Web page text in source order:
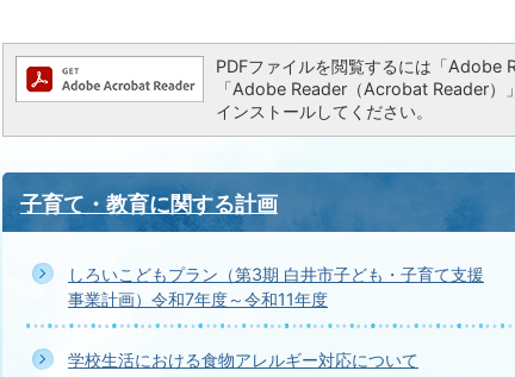
PDFファイルを閲覧するには「Adobe
「Adobe Reader（Acrobat Reader）
インストールしてください。
子育て・教育に関する計画
しろいこどもプラン（第3期 白井市子ども・子育て支援
事業計画）令和7年度～令和11年度
学校生活における食物アレルギー対応について